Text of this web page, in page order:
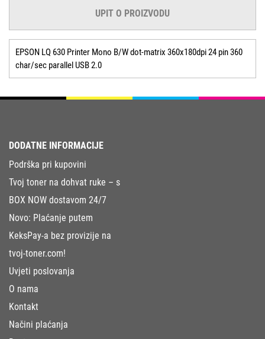
UPIT O PROIZVODU
EPSON LQ 630 Printer Mono B/W dot-matrix 360x180dpi 24 pin 360
char/sec parallel USB 2.0
DODATNE INFORMACIJE
Podrška pri kupovini
Tvoj toner na dohvat ruke – s
BOX NOW dostavom 24/7
Novo: Plaćanje putem
KeksPay-a bez provizije na
tvoj-toner.com!
Uvjeti poslovanja
O nama
Kontakt
Načini plaćanja